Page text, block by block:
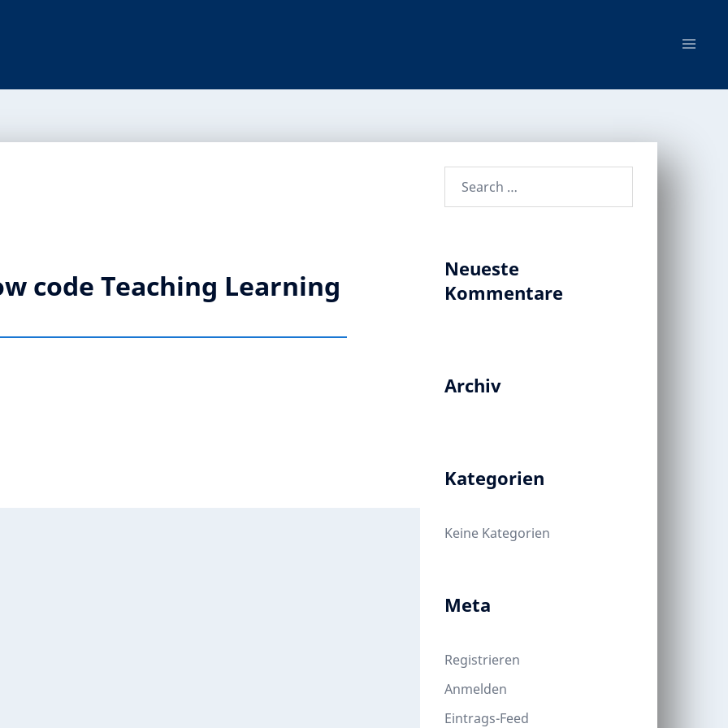
code Teaching Learning
Neueste
Kommentare
Archiv
Kategorien
Keine Kategorien
Meta
Registrieren
Anmelden
Eintrags-Feed